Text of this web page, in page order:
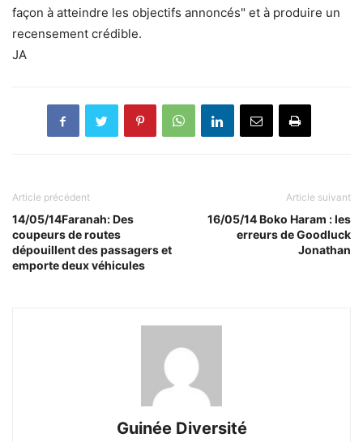
façon à atteindre les objectifs annoncés" et à produire un
recensement crédible.
JA
Article précédent
14/05/14Faranah: Des
coupeurs de routes
dépouillent des passagers et
emporte deux véhicules
Article suivant
16/05/14 Boko Haram : les
erreurs de Goodluck
Jonathan
Guinée Diversité